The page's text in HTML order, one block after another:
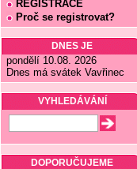
REGISTRACE
Proč se registrovat?
DNES JE
pondělí 10.08. 2026
Dnes má svátek Vavřinec
VYHLEDÁVÁNÍ
DOPORUČUJEME